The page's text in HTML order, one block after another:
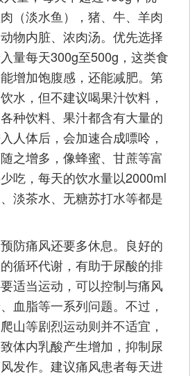
（淡水鱼），猪、牛、羊肉
物内脏、浓肉汤。优先选择
量每天300g至500g，这类食
增加饱腹感，还能减肥。第
水，但不建议喝果汁饮料，
种饮料、果汁都含有大量的
人体后，会加速合成嘌呤，
之增多，像蜂蜜、甘蔗等富
吃，每天的饮水量以2000ml
淡茶水、无糖苏打水等都是
痛风还要多休息。良好的
循环代谢，有助于尿酸的排
适当运动，可以控制与痛风
血脂等一系列问题。不过，
山等剧烈运动则并不适宜，
体内乳酸产生增加，抑制尿
发作。建议痛风患者每天进